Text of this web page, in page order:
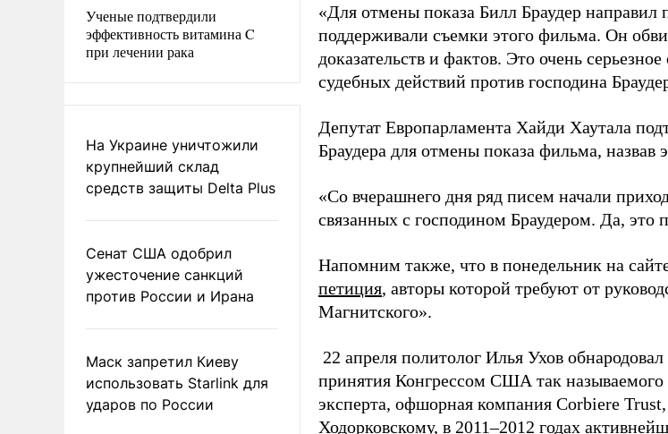
Ученые подтвердили
эффективность витамина C
при лечении рака
На Украине уничтожили
крупнейший склад
средств защиты Delta Plus
Сенат США одобрил
ужесточение санкций
против России и Ирана
Маск запретил Киеву
использовать Starlink для
ударов по России
«Для отмены показа Билл Браудер направил
поддерживали съемки этого фильма. Он
доказательств и фактов. Это очень
судебных действий против господина
Депутат Европарламента Хайди Хаутала
Браудера для отмены показа фильма,
«Со вчерашнего дня ряд писем начали
связанных с господином Браудером. Да, это
Напомним также, что в понедельник на
петиция, авторы которой требуют от
Магнитского».
22 апреля политолог Илья Ухов
принятия Конгрессом США так
эксперта, офшорная компания Corbiere
Ходорковскому, в 2011–2012 годах